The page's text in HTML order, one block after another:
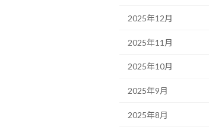
2025年12月
2025年11月
2025年10月
2025年9月
2025年8月